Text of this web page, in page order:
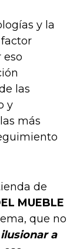
y la
las
y
más
de
MUEBLE
que no
a